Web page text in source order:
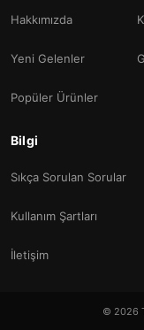
Hakkımızda
Yeni Gelenler
Popüler Ürünler
Bilgi
Sıkça Sorulan Sorular
Kullanım Şartları
İletişim
© 2026